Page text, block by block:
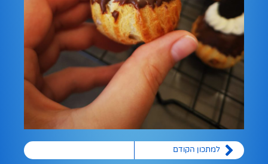
למתכון הקודם